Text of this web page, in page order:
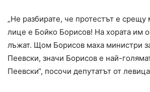
„Не разбирате, че протестът е срещу
лице е Бойко Борисов! На хората им
лъжат. Щом Борисов маха министри
Пеевски, значи Борисов е най-
Пеевски“, посочи депутатът от